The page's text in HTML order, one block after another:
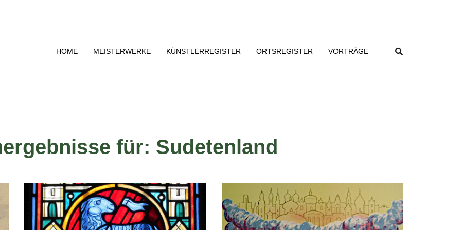
HOME MEISTERWERKE KÜNSTLERREGISTER ORTSREGISTER VORTRÄGE
für: Sudetenland